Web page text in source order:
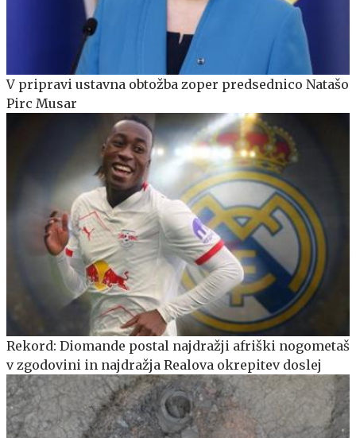
V pripravi ustavna obtožba zoper predsednico Natašo
Pirc Musar
Rekord: Diomande postal najdražji afriški nogometaš
v zgodovini in najdražja Realova okrepitev doslej